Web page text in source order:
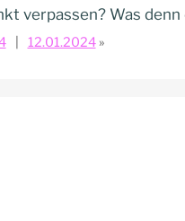
verpassen? Was denn
12.01.2024